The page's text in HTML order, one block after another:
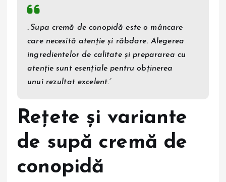
„Supa cremă de conopidă este o mâncare
care necesită atenție și răbdare. Alegerea
ingredientelor de calitate și prepararea cu
atenție sunt esențiale pentru obținerea
unui rezultat excelent.”
Rețete și variante
de supă cremă de
conopidă